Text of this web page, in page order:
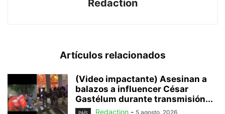
Redaction
Artículos relacionados
(Video impactante) Asesinan a
balazos a influencer César
Gastélum durante transmisión...
PAÍS Redaction - 5 agosto, 2026